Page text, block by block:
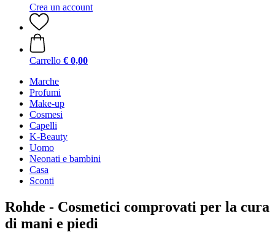
Crea un account
Carrello € 0,00
Marche
Profumi
Make-up
Cosmesi
Capelli
K-Beauty
Uomo
Neonati e bambini
Casa
Sconti
Rohde - Cosmetici comprovati per la cura
di mani e piedi